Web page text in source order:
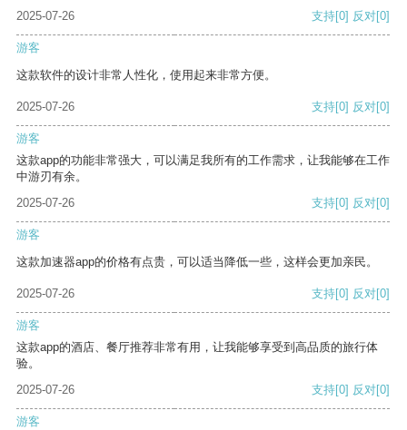
2025-07-26 支持[0] 反对[0]
游客
这款软件的设计非常人性化，使用起来非常方便。
2025-07-26 支持[0] 反对[0]
游客
这款app的功能非常强大，可以满足我所有的工作需求，让我能够在工作
中游刃有余。
2025-07-26
支持[0] 反对[0]
游客
这款加速器app的价格有点贵，可以适当降低一些，这样会更加亲民。
2025-07-26 支持[0] 反对[0]
游客
这款app的酒店、餐厅推荐非常有用，让我能够享受到高品质的旅行体
验。
2025-07-26
支持[0] 反对[0]
游客